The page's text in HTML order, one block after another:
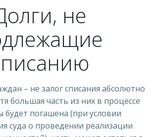
не
– не залог списания абсолютно
большая часть из них в процессе
будет погашена (при условии
суда о проведении реализации